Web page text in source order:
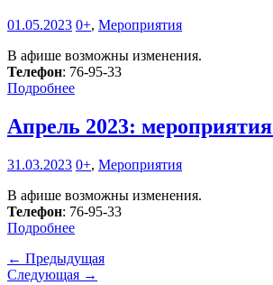
01.05.2023 0+, Мероприятия
В афише возможны изменения.
Телефон: 76-95-33
Подробнее
Апрель 2023: мероприятия
31.03.2023 0+, Мероприятия
В афише возможны изменения.
Телефон: 76-95-33
Подробнее
← Предыдущая
Следующая →